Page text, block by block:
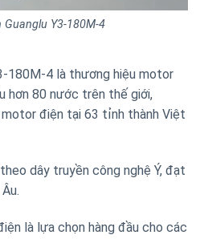
Y3-180M-4
180M-4 là thương hiệu motor
hơn 80 nước trên thế giới,
điện tại 63 tỉnh thành Việt
dây truyền công nghệ Ý, đạt
là lựa chọn hàng đầu cho các